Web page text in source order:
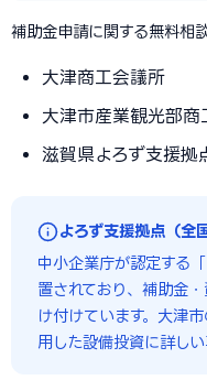
補助金申請に関する無料相
大津商工会議所
大津市産業観光部商
滋賀県よろず支援拠
よろず支援拠点（全
中小企業庁が認定する
置されており、補助金
け付けています。大津
用した設備投資に詳し